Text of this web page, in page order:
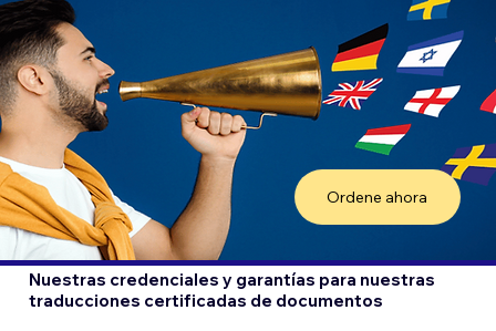
Ordene ahora
Nuestras credenciales y garantías para nuestras
traducciones certificadas de documentos